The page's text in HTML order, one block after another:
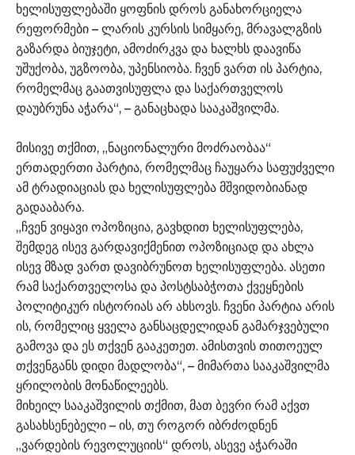
ხელისუფლებაში ყოფნის დროს განახორციელა
რეფორმები – ლარის კურსის სიმყარე, მრავალგზის
გაზარდა ბიუჯეტი, ამოძირკვა და ხალხს დაავიწა
უშუქობა, უგზოობა, უპენსიობა. ჩვენ ვართ ის პარტია,
რომელმაც გაათვისუფლა და საქართველოს
დაუბრუნა აჭარა“, – განაცხადა სააკაშვილმა.
მისივე თქმით, „ნაციონალური მოძრაობაა“
ერთადერთი პარტია, რომელმაც ჩაუყარა საფუძველი
ამ ტრადიაციას და ხელისუფლება მშვიდობიანად
გადააბარა.
„ჩვენ ვიყავი ოპოზიცია, გავხდით ხელისუფლება,
შემდეგ ისევ გარდავიქმენით ოპოზიციად და ახლა
ისევ მზად ვართ დავიბრუნოთ ხელისუფლება. ასეთი
რამ საქართველოსა და პოსტსაბჭოთა ქვეყნების
პოლიტიკურ ისტორიას არ ახსოვს. ჩვენი პარტია არის
ის, რომელიც ყველა განსაცდელიდან გამარჯვებული
გამოვა და ეს თქვენ გააკეთეთ. ამისთვის თითოეულ
თქვენგანს დიდი მადლობა“, – მიმართა სააკაშვილმა
ყრილობის მონაწილეებს.
მიხეილ სააკაშვილის თქმით, მათ ბევრი რამ აქვთ
გასახსენებელი – ის, თუ როგორ იბრძოდნენ
„ვარდების რევოლუციის“ დროს, ასევე აჭარაში